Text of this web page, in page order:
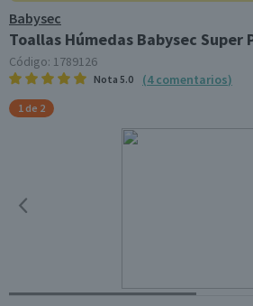
Babysec
Toallas Húmedas Babysec Super
Código: 1789126
Nota 5.0 (4 comentarios)
1 de 2